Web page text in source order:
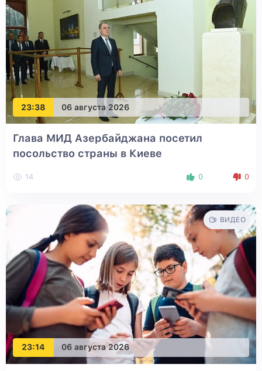
23:38 06 августа 2026
Глава МИД Азербайджана посетил
посольство страны в Киеве
14 0 0
23:14 06 августа 2026
ВИДЕО